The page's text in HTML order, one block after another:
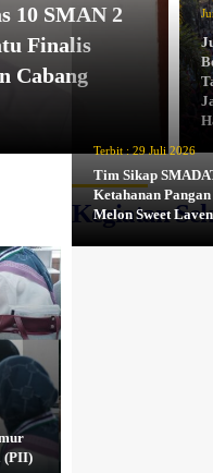
10 SMAN 2
Finalis
Cabang
(PII)
Kegiatan
Terbit : 29 Juli 2026
Tim Sikap
Ketahanan
Melon Sweet